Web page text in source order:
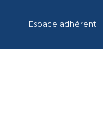
Espace adhérent